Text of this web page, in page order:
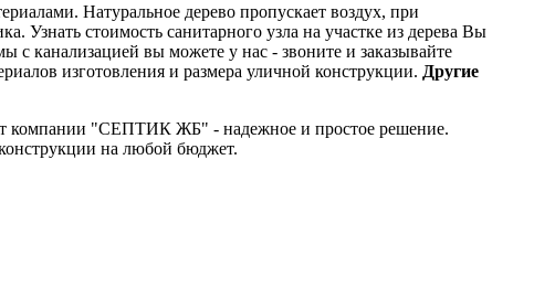
Натуральное дерево пропускает воздух, при
Узнать стоимость санитарного узла на участке из дерева Вы
канализацией вы можете у нас - звоните и заказывайте
изготовления и размера уличной конструкции. Другие
компании "СЕПТИК ЖБ" - надежное и простое решение.
на любой бюджет.